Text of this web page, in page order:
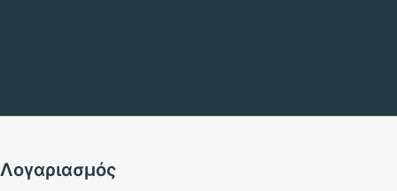
Λογαριασμός